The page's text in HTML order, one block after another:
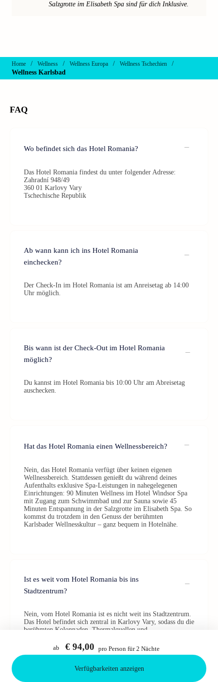
Salzgrotte im Elisabeth Spa sind für dich Inklusive.
Home / Wellness / Wellness Europa / Wellness Tschechien
/
Wellness Karlsbad
FAQ
Wo befindet sich das Hotel Romania?
Das Hotel Romania findest du unter folgender Adresse:
Zahradní 948/49
360 01 Karlovy Vary
Tschechische Republik
Ab wann kann ich ins Hotel Romania
einchecken?
Der Check-In im Hotel Romania ist am Anreisetag ab 14:00
Uhr möglich.
Bis wann ist der Check-Out im Hotel Romania
möglich?
Du kannst im Hotel Romania bis 10:00 Uhr am Abreisetag
auschecken.
Hat das Hotel Romania einen Wellnessbereich?
Nein, das Hotel Romania verfügt über keinen eigenen
Wellnessbereich. Stattdessen genießt du während deines
Aufenthalts exklusive Spa-Leistungen in nahegelegenen
Einrichtungen: 90 Minuten Wellness im Hotel Windsor Spa
mit Zugang zum Schwimmbad und zur Sauna sowie 45
Minuten Entspannung in der Salzgrotte im Elisabeth Spa. So
kommst du trotzdem in den Genuss der berühmten
Karlsbader Wellnesskultur – ganz bequem in Hotelnähe.
Ist es weit vom Hotel Romania bis ins
Stadtzentrum?
Nein, vom Hotel Romania ist es nicht weit ins Stadtzentrum.
Das Hotel befindet sich zentral in Karlovy Vary, sodass du die
berühmten Kolonnaden, Thermalquellen und
die Stadt ganz entspannt zu erkunden.
ab € 94,00 pro Person für 2 Nächte
Verfügbarkeiten anzeigen